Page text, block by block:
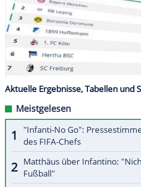
Aktuelle Ergebnisse, Tabellen und
Meistgelesen
"Infanti-No Go":
des FIFA-Chefs
Matthäus über Infantino:
Fußball"